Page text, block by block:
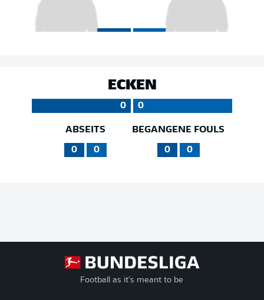
ECKEN
0 0
ABSEITS
0 0
BEGANGENE FOULS
0 0
Football as it's meant to be